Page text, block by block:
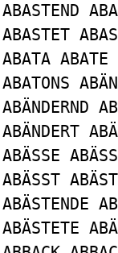
ABASTEND
ABASTET
ABATA ABATE
ABATONS
ABÄNDERND
ABÄNDERT
ABÄSSE
ABÄSST
ABÄSTENDE
ABÄSTETE